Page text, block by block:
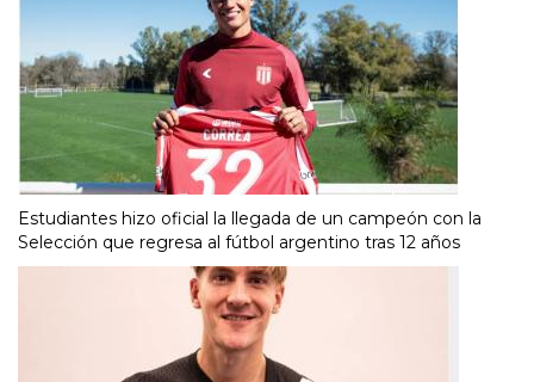
Estudiantes hizo oficial la llegada de un campeón con la
Selección que regresa al fútbol argentino tras 12 años